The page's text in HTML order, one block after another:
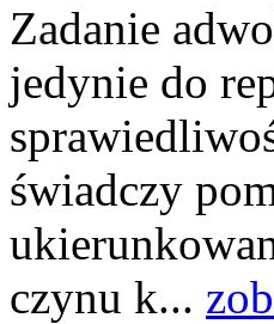
Zadanie
jedynie do
świadczy
czynu k...